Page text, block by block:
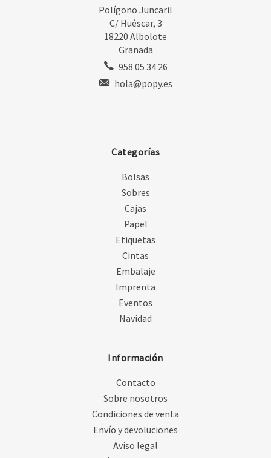
Polígono Juncaril
C/ Huéscar, 3
18220 Albolote
Granada
958 05 34 26
hola@popy.es
Categorías
Bolsas
Sobres
Cajas
Papel
Etiquetas
Cintas
Embalaje
Imprenta
Eventos
Navidad
Información
Contacto
Sobre nosotros
Condiciones de venta
Envío y devoluciones
Aviso legal